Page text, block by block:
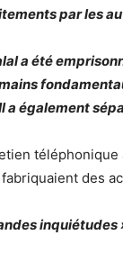
par les
a été
a également
téléphonique
des
inquiétudes